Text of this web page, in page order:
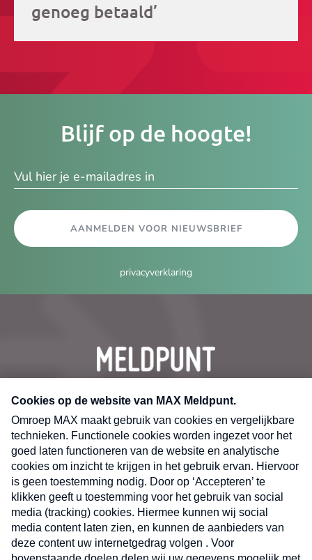
genoeg betaald’
Blijf op de hoogte!
AANMELDEN VOOR NIEUWSBRIEF
privacyverklaring
CONTACT
Volg ons op